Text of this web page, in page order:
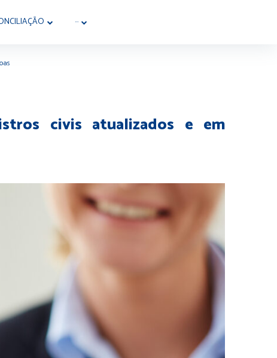
···
civis atualizados e em